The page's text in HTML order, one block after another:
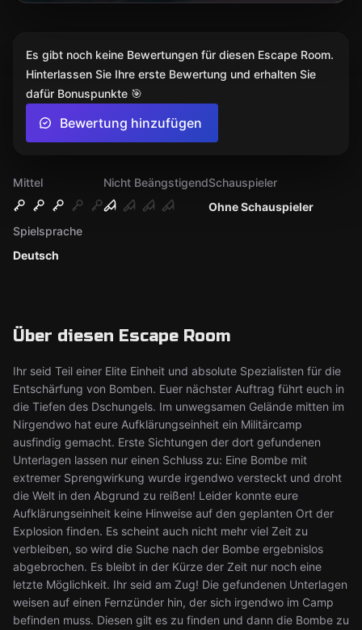
Mittel
Nicht Beängstigend
Ohne Schauspieler
Schauspieler
Deutsch
Spielsprache
Über diesen Escape Room
Ihr seid Teil einer Elite Einheit und absolute Spezialisten für die
Entschärfung von Bomben. Euer nächster Auftrag führt euch in
die Tiefen des Dschungels. Im unwegsamen Gelände mitten im
Nirgendwo hat eure Aufklärungseinheit ein Militärcamp
ausfindig gemacht. Erste Sichtungen der dort gefundenen
Unterlagen lassen nur einen Schluss zu: Eine Bombe mit
extremer Sprengwirkung wurde irgendwo versteckt und droht
die Welt in den Abgrund zu reißen! Leider konnte eure
Aufklärungseinheit keine Hinweise auf den geplanten Ort der
Explosion finden. Es scheint auch nicht mehr viel Zeit zu
verbleiben, so wird die Suche nach der Bombe ergebnislos
abgebrochen. Es bleibt in der Kürze der Zeit nur noch eine
letzte Möglichkeit. Ihr seid am Zug! Die gefundenen Unterlagen
weisen auf einen Fernzünder hin, der sich irgendwo im Camp
befinden muss. Diesen gilt es zu finden und dann die Bombe zu
Es gibt noch keine Bewertungen für diesen Escape Room.
Hinterlassen Sie Ihre erste Bewertung und erhalten Sie
dafür Bonuspunkte 🎯
Bewertung hinzufügen